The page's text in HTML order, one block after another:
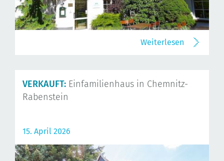
Weiterlesen
VERKAUFT: Einfamilienhaus in Chemnitz-
Rabenstein
15. April 2026